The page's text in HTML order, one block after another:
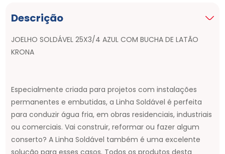
Descrição
JOELHO SOLDÁVEL 25X3/4 AZUL COM BUCHA DE LATÃO
KRONA
Especialmente criada para projetos com instalações
permanentes e embutidas, a Linha Soldável é perfeita
para conduzir água fria, em obras residenciais, industriais
ou comerciais. Vai construir, reformar ou fazer algum
conserto? A Linha Soldável também é uma excelente
solução para esses casos. Todos os produtos desta